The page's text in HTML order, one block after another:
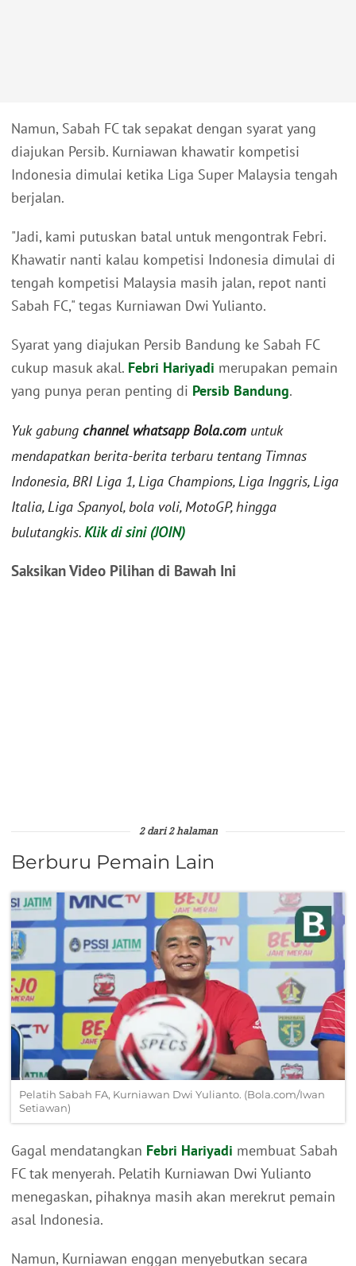
Namun, Sabah FC tak sepakat dengan syarat yang
diajukan Persib. Kurniawan khawatir kompetisi
Indonesia dimulai ketika Liga Super Malaysia tengah
berjalan.
"Jadi, kami putuskan batal untuk mengontrak Febri.
Khawatir nanti kalau kompetisi Indonesia dimulai di
tengah kompetisi Malaysia masih jalan, repot nanti
Sabah FC," tegas Kurniawan Dwi Yulianto.
Syarat yang diajukan Persib Bandung ke Sabah FC
cukup masuk akal. Febri Hariyadi merupakan pemain
yang punya peran penting di Persib Bandung.
Yuk gabung channel whatsapp Bola.com untuk
mendapatkan berita-berita terbaru tentang Timnas
Indonesia, BRI Liga 1, Liga Champions, Liga Inggris, Liga
Italia, Liga Spanyol, bola voli, MotoGP, hingga
bulutangkis.Klik di sini (JOIN)
Saksikan Video Pilihan di Bawah Ini
2 dari 2 halaman
Berburu Pemain Lain
Pelatih Sabah FA, Kurniawan Dwi Yulianto. (Bola.com/Iwan
Setiawan)
Gagal mendatangkan Febri Hariyadi membuat Sabah
FC tak menyerah. Pelatih Kurniawan Dwi Yulianto
menegaskan, pihaknya masih akan merekrut pemain
asal Indonesia.
Namun, Kurniawan enggan menyebutkan secara